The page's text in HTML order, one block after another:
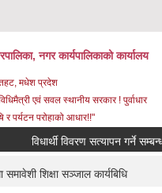
नगर कार्यपालिकाको कार्यालय
मधेश प्रदेश
एवं सवल स्थानीय सरकार ! पुर्वाधार
र पर्यटन परोहाको आधार!!"
विधार्थी विवरण सत्यापन गर्ने
शिक्षा सञ्जाल कार्यबिधि